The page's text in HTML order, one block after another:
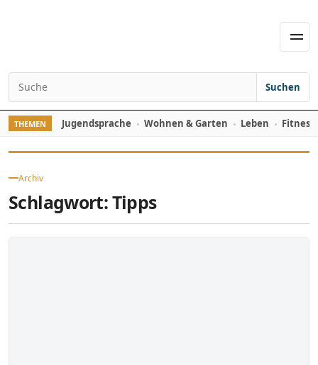
Search for:
Suchen
THEMEN Jugendsprache Wohnen & Garten Leben
Archiv
Schlagwort:Tipps